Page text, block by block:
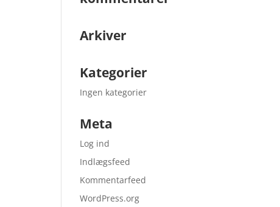
Arkiver
Kategorier
Ingen kategorier
Meta
Log ind
Indlægsfeed
Kommentarfeed
WordPress.org